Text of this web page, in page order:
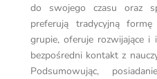
do swojego czasu oraz
preferują tradycyjną
grupie, oferuje rozwijające i
bezpośredni kontakt z
Podsumowując,